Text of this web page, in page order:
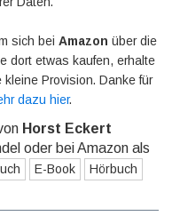
sich bei Amazon über die
dort etwas kaufen, erhalte
Provision. Danke für
dazu hier.
Horst Eckert
oder bei Amazon als
E-Book Hörbuch